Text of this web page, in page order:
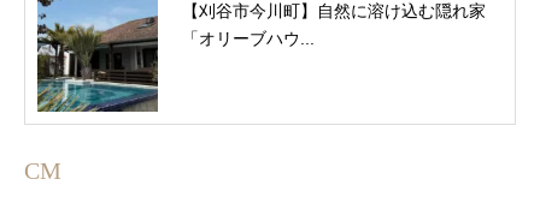
【刈谷市今川町】自然に溶け込む隠れ家
「オリーブハウ...
CM